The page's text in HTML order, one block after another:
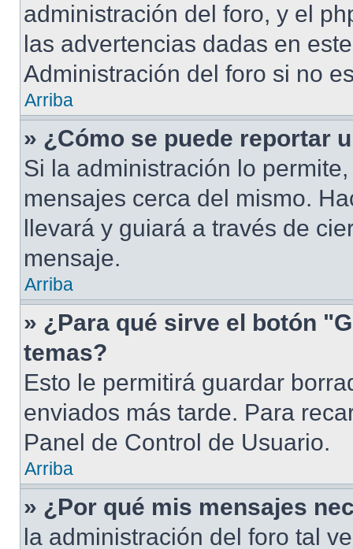
administración del foro, y el
las advertencias dadas en
Administración del foro si no
Arriba
» ¿Cómo se puede reportar
Si la administración lo
mensajes cerca del mismo.
llevará y guiará a través de
mensaje.
Arriba
» ¿Para qué sirve el botón
temas?
Esto le permitirá guardar
enviados más tarde. Para
Panel de Control de Usuario.
Arriba
» ¿Por qué mis mensajes
la administración del foro tal